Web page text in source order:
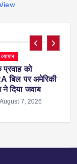
महाराष्ट्र
पनीर’ पर 1 साल
में उपयोग करने पर
August 5, 2026